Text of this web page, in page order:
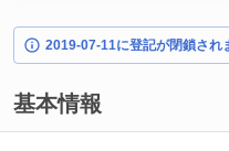
2019-07-11に登記が閉鎖され
基本情報